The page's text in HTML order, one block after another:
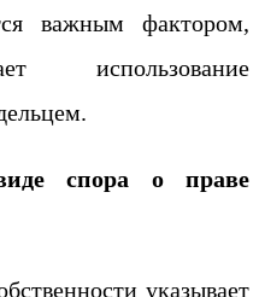
важным фактором,
использование
спора о праве
указывает